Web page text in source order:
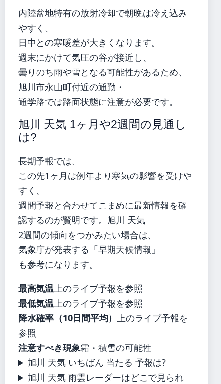
内陸盆地特有の放射冷却で朝晩は冷え込み
やすく、
日中との寒暖差が大きくなります。
週末にかけて気圧の谷が接近し、
曇りのち雨や雪となる可能性があるため、
旭川市永山町付近の通勤・
通学路では路面状態に注意が必要です。
旭川 天気 1ヶ月や2週間の見通し
は?
長期予報では、
この先1ヶ月は例年より寒気の影響を受けや
すく、
週間予報と合わせてこまめに最新情報を確
認するのが賢明です。旭川 天気
2週間の傾向をつかみたい場合は、
気象庁が発表する「早期天候情報」
も参考になります。
最高気温上のライブ予報を参照
最低気温上のライブ予報を参照
降水確率（10日間平均） 上のライブ予報を
参照
注意すべき現象霜・積雪の可能性
旭川 天気 いちばん 当たる 予報は?
旭川 天気 雨雲レーダーはどこで見られ